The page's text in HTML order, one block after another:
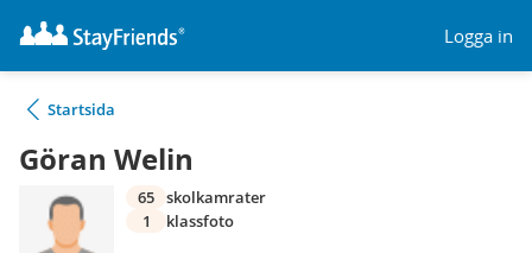
Logga in
Startsida
Göran Welin
65 skolkamrater
1
klassfoto